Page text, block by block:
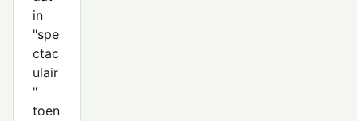
in
"spe
ctac
ulair
"
toen